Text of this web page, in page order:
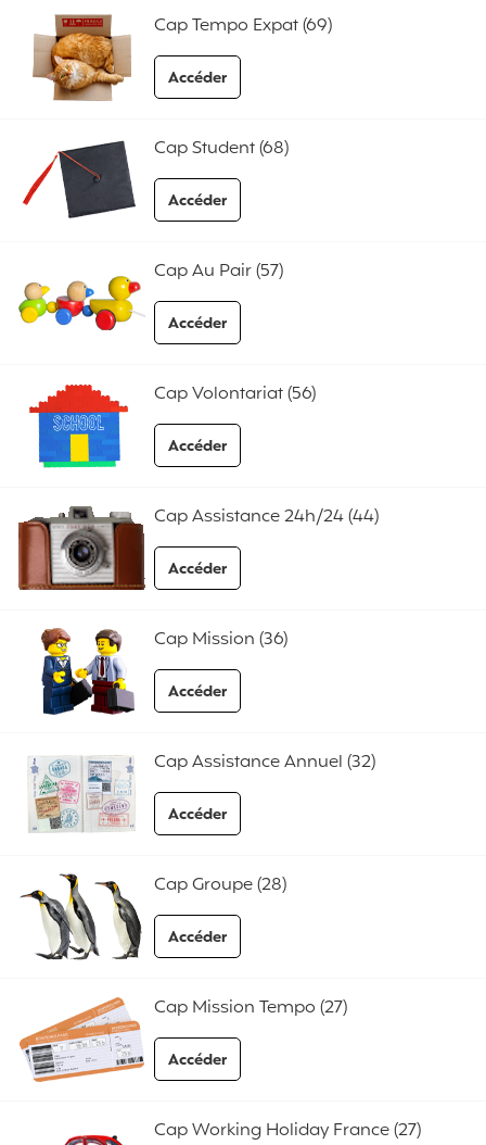
Cap Tempo Expat (69)
Accéder
aux FAQ Cap Tempo Expat
Cap Student (68)
Accéder
aux FAQ Cap Student
Cap Au Pair (57)
Accéder
aux FAQ Cap Au Pair
Cap Volontariat (56)
Accéder
aux FAQ Cap Volontariat
Cap Assistance 24h/24 (44)
Accéder
aux FAQ Cap Assistance 24h/24
Cap Mission (36)
Accéder
aux FAQ Cap Mission
Cap Assistance Annuel (32)
Accéder
aux FAQ Cap Assistance Annuel
Cap Groupe (28)
Accéder
aux FAQ Cap Groupe
Cap Mission Tempo (27)
Accéder
aux FAQ Cap Mission Tempo
Cap Working Holiday France (27)